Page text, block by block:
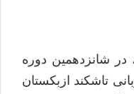
در شانزدهمین دوره
تاشکند ازبکستان